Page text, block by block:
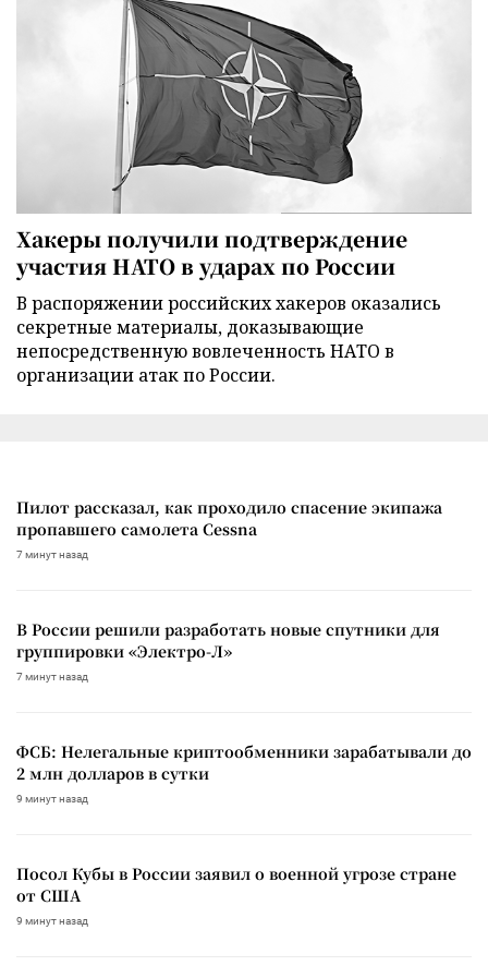
Хакеры получили подтверждение
участия НАТО в ударах по России
В распоряжении российских хакеров оказались
секретные материалы, доказывающие
непосредственную вовлеченность НАТО в
организации атак по России.
Пилот рассказал, как проходило спасение экипажа
пропавшего самолета Cessna
7 минут назад
В России решили разработать новые спутники для
группировки «Электро-Л»
7 минут назад
ФСБ: Нелегальные криптообменники зарабатывали до
2 млн долларов в сутки
9 минут назад
Посол Кубы в России заявил о военной угрозе стране
от США
9 минут назад